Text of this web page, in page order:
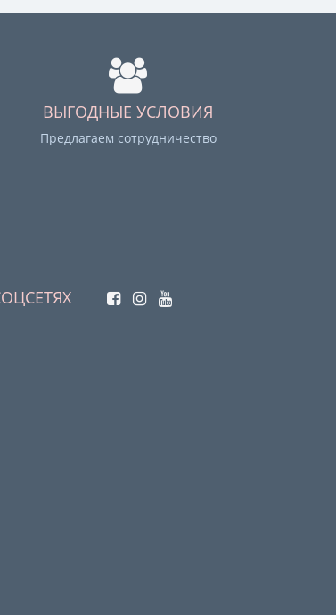
ВЫГОДНЫЕ УСЛОВИЯ
Предлагаем сотрудничество